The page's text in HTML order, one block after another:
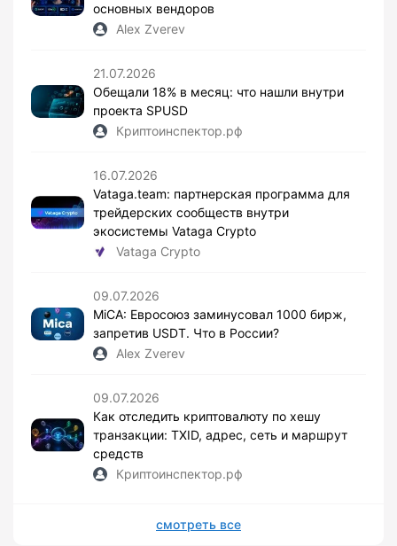
основных вендоров
Alex Zverev
21.07.2026
Обещали 18% в месяц: что нашли внутри
проекта SPUSD
Криптоинспектор.рф
16.07.2026
Vataga.team: партнерская программа для
трейдерских сообществ внутри
экосистемы Vataga Crypto
Vataga Crypto
09.07.2026
MiCA: Евросоюз заминусовал 1000 бирж,
запретив USDT. Что в России?
Alex Zverev
09.07.2026
Как отследить криптовалюту по хешу
транзакции: TXID, адрес, сеть и маршрут
средств
Криптоинспектор.рф
смотреть все